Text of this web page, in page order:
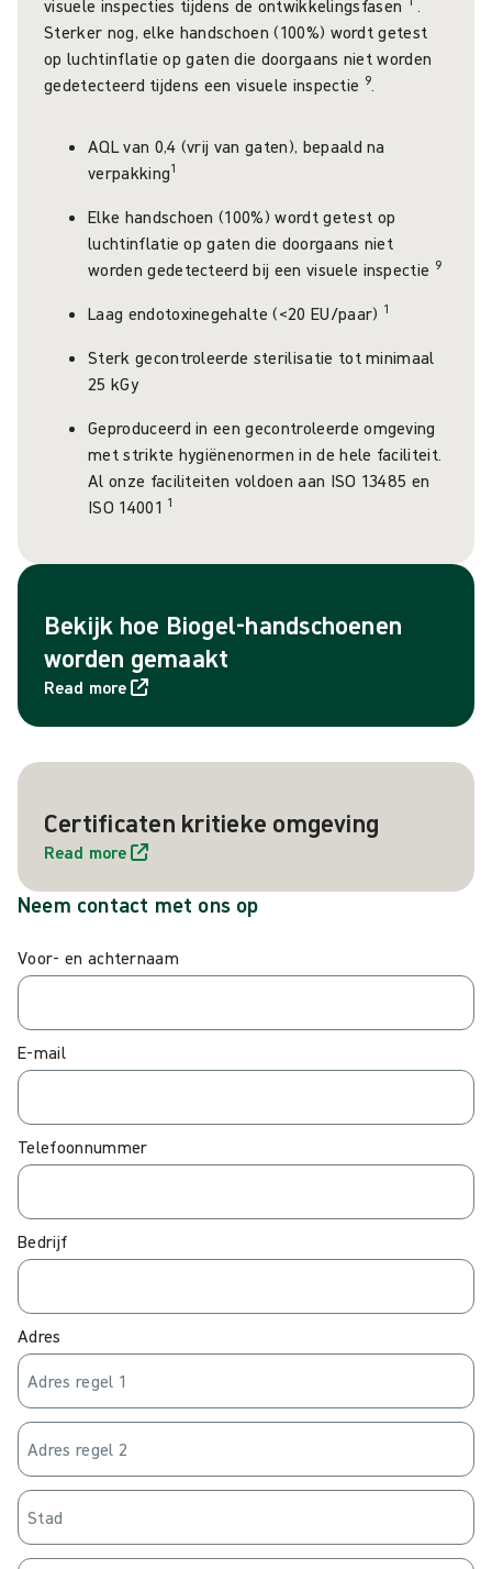
visuele inspecties tijdens de ontwikkelingsfasen
.
Sterker nog, elke handschoen (100%) wordt getest
op luchtinflatie op gaten die doorgaans niet worden
gedetecteerd tijdens een visuele inspectie 9.
AQL van 0,4 (vrij van gaten), bepaald na
verpakking1
Elke handschoen (100%) wordt getest op
luchtinflatie op gaten die doorgaans niet
worden gedetecteerd bij een visuele inspectie 9
Laag endotoxinegehalte (<20 EU/paar) 1
Sterk gecontroleerde sterilisatie tot minimaal
25 kGy
Geproduceerd in een gecontroleerde omgeving
met strikte hygiënenormen in de hele faciliteit.
Al onze faciliteiten voldoen aan ISO 13485 en
ISO 14001 1
Bekijk hoe Biogel-handschoenen
worden gemaakt
Read more
Certificaten kritieke omgeving
Read more
Neem contact met ons op
Voor- en achternaam
E-mail
Telefoonnummer
Bedrijf
Adres